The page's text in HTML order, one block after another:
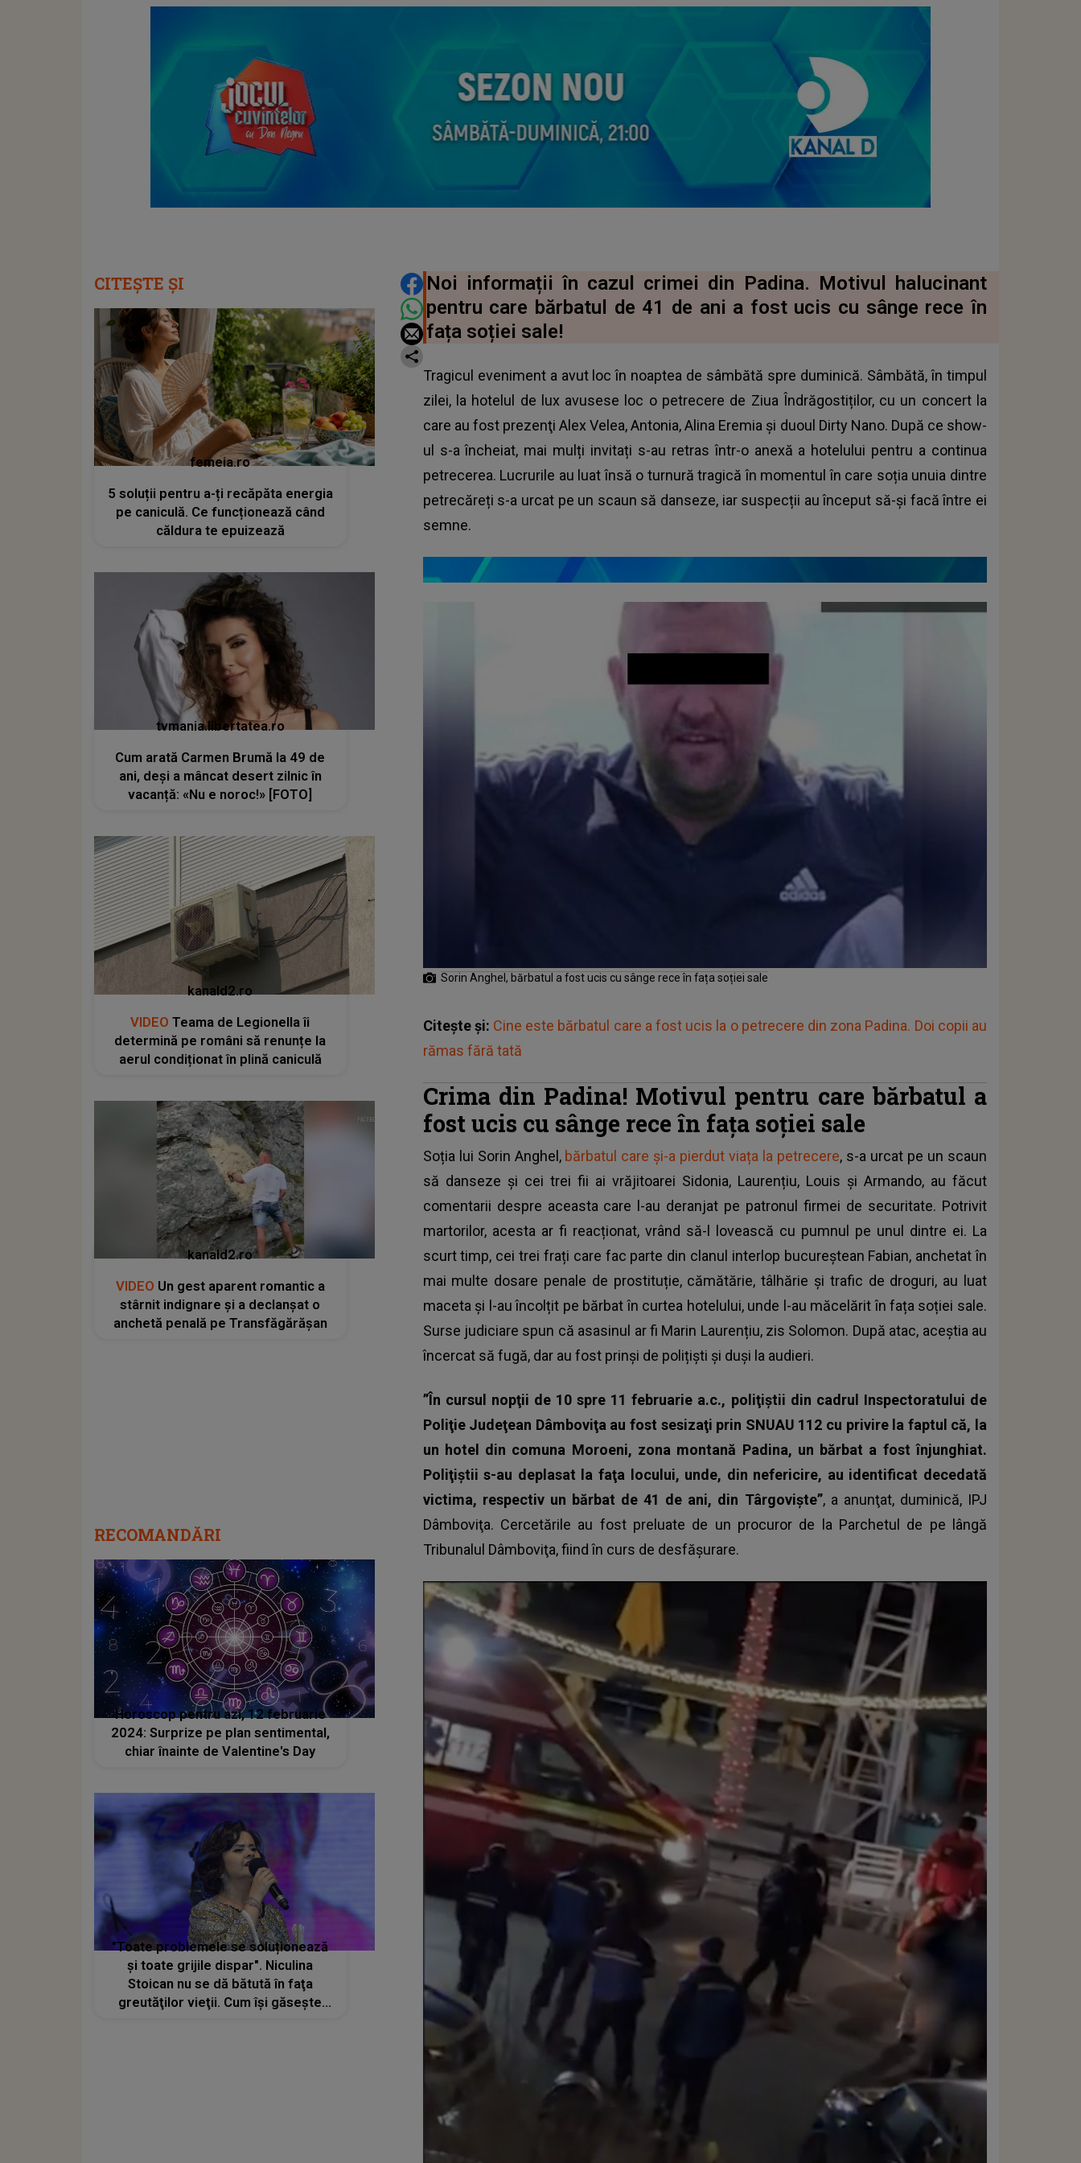
DISTRIBUIE ARTICOLUL
Noi informații în cazul crimei din Padina. Motivul halucinant
pentru care bărbatul de 41 de ani a fost ucis cu sânge rece în
fața soției sale!
Tragicul eveniment a avut loc în noaptea de sâmbătă spre duminică. Sâmbătă, în timpul
zilei, la hotelul de lux avusese loc o petrecere de Ziua Îndrăgostiților, cu un concert la
care au fost prezenţi Alex Velea, Antonia, Alina Eremia şi duoul Dirty Nano. După ce show-
ul s-a încheiat, mai mulți invitați s-au retras într-o anexă a hotelului pentru a continua
petrecerea. Lucrurile au luat însă o turnură tragică în momentul în care soția unuia dintre
petrecăreți s-a urcat pe un scaun să danseze, iar suspecții au început să-și facă între ei
semne.
Sorin Anghel, bărbatul a fost ucis cu sânge rece în fața soției sale
Citește și: Cine este bărbatul care a fost ucis la o petrecere din zona Padina. Doi copii au
rămas fără tată
Crima din Padina! Motivul pentru care bărbatul a
fost ucis cu sânge rece în fața soției sale
Soția lui Sorin Anghel, bărbatul care și-a pierdut viața la petrecere, s-a urcat pe un scaun
să danseze și cei trei fii ai vrăjitoarei Sidonia, Laurențiu, Louis şi Armando, au făcut
comentarii despre aceasta care l-au deranjat pe patronul firmei de securitate. Potrivit
martorilor, acesta ar fi reacționat, vrând să-l lovească cu pumnul pe unul dintre ei. La
scurt timp, cei trei frați care fac parte din clanul interlop bucureștean Fabian, anchetat în
mai multe dosare penale de prostituție, cămătărie, tâlhărie şi trafic de droguri, au luat
maceta și l-au încolțit pe bărbat în curtea hotelului, unde l-au măcelărit în fața soției sale.
Surse judiciare spun că asasinul ar fi Marin Laurențiu, zis Solomon. După atac, aceștia au
încercat să fugă, dar au fost prinși de polițiști și duși la audieri.
”În cursul nopţii de 10 spre 11 februarie a.c., poliţiştii din cadrul Inspectoratului de
Poliţie Judeţean Dâmboviţa au fost sesizaţi prin SNUAU 112 cu privire la faptul că, la
un hotel din comuna Moroeni, zona montană Padina, un bărbat a fost înjunghiat.
Poliţiştii s-au deplasat la faţa locului, unde, din nefericire, au identificat decedată
victima, respectiv un bărbat de 41 de ani, din Târgovişte”, a anunţat, duminică, IPJ
Dâmboviţa. Cercetările au fost preluate de un procuror de la Parchetul de pe lângă
Tribunalul Dâmboviţa, fiind în curs de desfăşurare.
CITEȘTE ȘI
femeia.ro
5 soluții pentru a-ți recăpăta energia
pe caniculă. Ce funcționează când
căldura te epuizează
tvmania.libertatea.ro
Cum arată Carmen Brumă la 49 de
ani, deși a mâncat desert zilnic în
vacanță: «Nu e noroc!» [FOTO]
kanald2.ro
VIDEO Teama de Legionella îi
determină pe români să renunțe la
aerul condiționat în plină caniculă
kanald2.ro
VIDEO Un gest aparent romantic a
stârnit indignare și a declanșat o
anchetă penală pe Transfăgărășan
RECOMANDĂRI
Horoscop pentru azi, 12 februarie
2024: Surprize pe plan sentimental,
chiar înainte de Valentine's Day
"Toate problemele se soluționează
și toate grijile dispar". Niculina
Stoican nu se dă bătută în faţa
greutăţilor vieţii. Cum își găsește